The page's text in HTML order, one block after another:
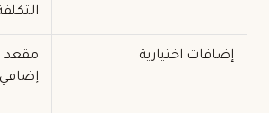
إضافات اختيارية
مقعد
إضافي